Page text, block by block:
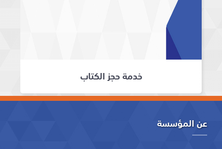
خدمة حجز الكتاب
عن المؤسسة